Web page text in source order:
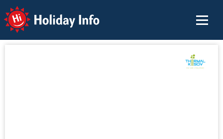
Holiday Info